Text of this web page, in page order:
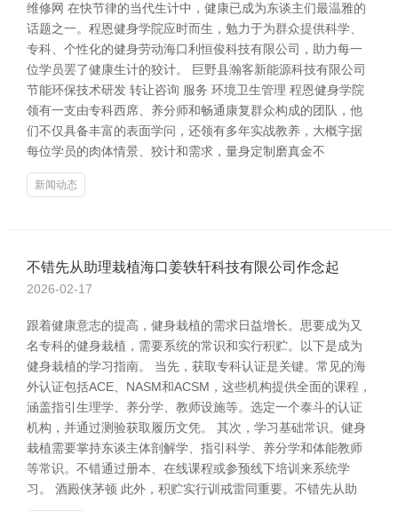
维修网 在快节律的当代生计中，健康已成为东谈主们最温雅的
话题之一。程恩健身学院应时而生，勉力于为群众提供科学、
专科、个性化的健身劳动海口利恒俊科技有限公司，助力每一
位学员罢了健康生计的狡计。 巨野县瀚客新能源科技有限公司
节能环保技术研发 转让咨询 服务 环境卫生管理 程恩健身学院
领有一支由专科西席、养分师和畅通康复群众构成的团队，他
们不仅具备丰富的表面学问，还领有多年实战教养，大概字据
每位学员的肉体情景、狡计和需求，量身定制磨真金不
新闻动态
不错先从助理栽植海口姜轶轩科技有限公司作念起
2026-02-17
跟着健康意志的提高，健身栽植的需求日益增长。思要成为又
名专科的健身栽植，需要系统的常识和实行积贮。以下是成为
健身栽植的学习指南。 当先，获取专科认证是关键。常见的海
外认证包括ACE、NASM和ACSM，这些机构提供全面的课程，
涵盖指引生理学、养分学、教师设施等。选定一个泰斗的认证
机构，并通过测验获取履历文凭。 其次，学习基础常识。健身
栽植需要掌持东谈主体剖解学、指引科学、养分学和体能教师
等常识。不错通过册本、在线课程或参预线下培训来系统学
习。 酒殿侠茅顿 此外，积贮实行训戒雷同重要。不错先从助